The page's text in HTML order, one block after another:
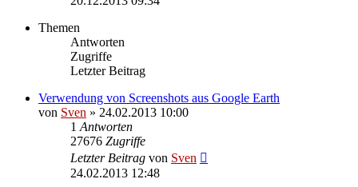
Themen
Antworten
Zugriffe
Letzter Beitrag
Verwendung von Screenshots aus Google Earth
von Sven » 24.02.2013 10:00
1 Antworten
27676 Zugriffe
Letzter Beitrag von Sven
24.02.2013 12:48